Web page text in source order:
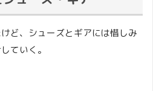
ど、シューズとギアには惜しみ
ていく。